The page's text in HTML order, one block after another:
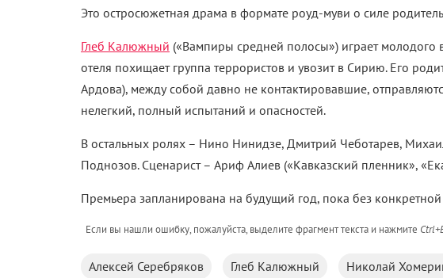
Это остросюжетная драма в формате роуд-муви о силе
Глеб Калюжный («Вампиры средней полосы») играет молодого
отеля похищает группа террористов и увозит в Сирию. Его
Ардова), между собой давно не контактировавшие,
нелегкий, полный испытаний и опасностей.
В остальных ролях – Нино Нинидзе, Дмитрий Чеботарев,
Поднозов. Сценарист – Ариф Алиев («Кавказский пленник»,
Премьера запланирована на будущий год, пока без
Если вы нашли ошибку, пожалуйста, выделите фрагмент текста и нажмите
Алексей Серебряков Глеб Калюжный Николай